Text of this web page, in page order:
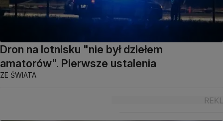
Dron na lotnisku "nie był dziełem
amatorów". Pierwsze ustalenia
ZE ŚWIATA